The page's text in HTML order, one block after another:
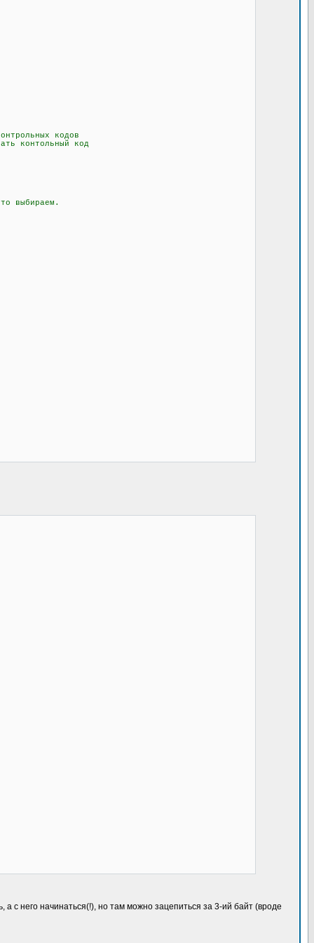
кодов
контольный код
выбираем.
с него начинаться(!), но там можно зацепиться за 3-ий байт (вроде